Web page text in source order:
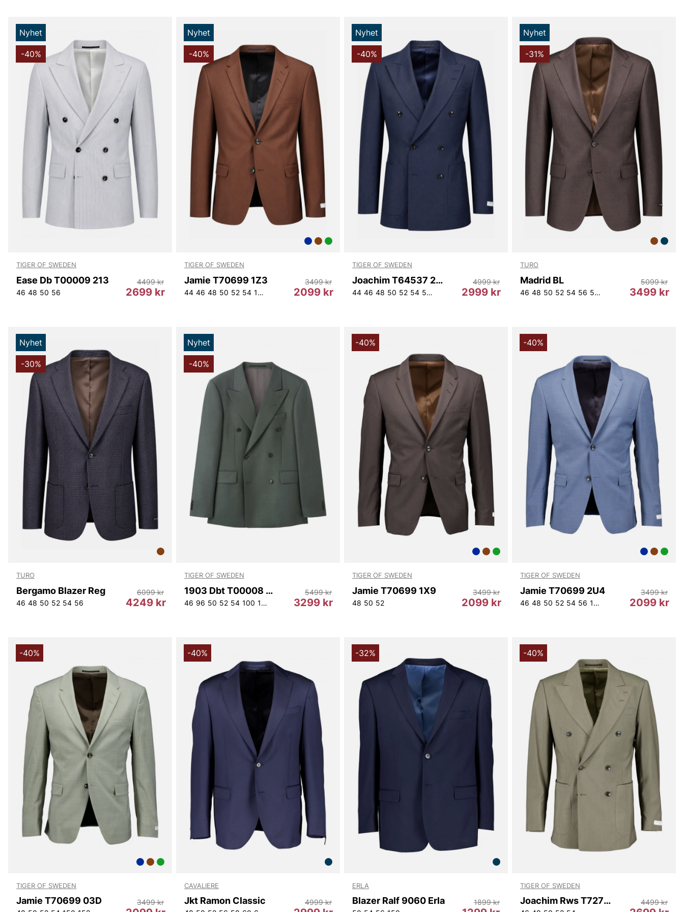
Nyhet
-40%
TIGER OF SWEDEN
Ease Db T00009 213
46 48 50 56 2699 kr
4499 kr
Nyhet
-40%
TIGER OF SWEDEN
Jamie T70699 1Z3
44 46 48 50 52 54 148 1522099 kr
3499 kr
Nyhet
-40%
TIGER OF SWEDEN
Joachim T64537 25D
44 46 48 50 52 54 56 152
2999 kr
4999 kr
Nyhet
-31%
TURO
Madrid BL
46 48 50 52 54 56 58 D1043499 kr
5099 kr
Nyhet
-30%
TURO
Bergamo Blazer Reg
46 48 50 52 54 56 4249 kr
6099 kr
Nyhet
-40%
TIGER OF SWEDEN
1903 Dbt T00008 31E
46 96 50 52 54 100 104 3299 kr
5499 kr
-40%
TIGER OF SWEDEN
Jamie T70699 1X9
48 50 52 2099 kr
3499 kr
-40%
TIGER OF SWEDEN
Jamie T70699 2U4
46 48 50 52 54 56 146 150 152
2099 kr
3499 kr
-40%
TIGER OF SWEDEN
Jamie T70699 03D 3499 kr
-40%
CAVALIERE
Jkt Ramon Classic 4999 kr
-32%
ERLA
Blazer Ralf 9060 Erla 1899 kr
-40%
TIGER OF SWEDEN
Joachim Rws T72720 40D 4499 kr